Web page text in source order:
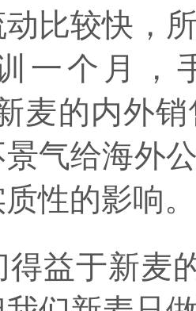
动比较快，
一个月，
麦的内外
气给海外
性的影响。
于新麦的